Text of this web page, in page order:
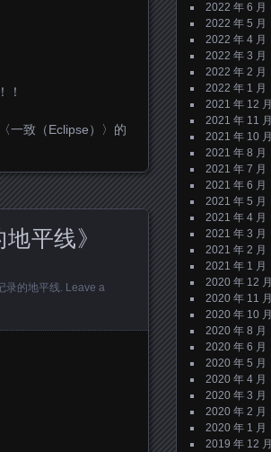
！
一致（Eclipse）〉的
平线》
录的地平线. Leave a
2022 年 6 月
2022 年 5 月
2022 年 4 月
2022 年 3 月
2022 年 2 月
2022 年 1 月
2021 年 12 月
2021 年 11 月
2021 年 10 月
2021 年 8 月
2021 年 7 月
2021 年 6 月
2021 年 5 月
2021 年 4 月
2021 年 3 月
2021 年 2 月
2021 年 1 月
2020 年 12 月
2020 年 11 月
2020 年 10 月
2020 年 8 月
2020 年 6 月
2020 年 5 月
2020 年 4 月
2020 年 3 月
2020 年 2 月
2020 年 1 月
2019 年 12 月